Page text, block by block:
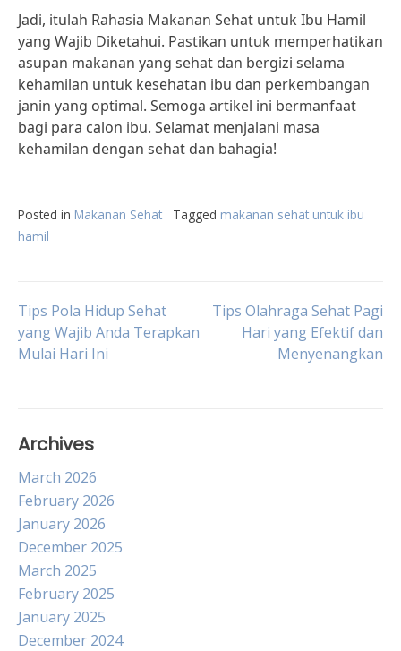
Jadi, itulah Rahasia Makanan Sehat untuk Ibu Hamil
yang Wajib Diketahui. Pastikan untuk memperhatikan
asupan makanan yang sehat dan bergizi selama
kehamilan untuk kesehatan ibu dan perkembangan
janin yang optimal. Semoga artikel ini bermanfaat
bagi para calon ibu. Selamat menjalani masa
kehamilan dengan sehat dan bahagia!
Posted in Makanan Sehat Tagged makanan sehat untuk ibu
hamil
Post
navigation
Tips Pola Hidup Sehat
yang Wajib Anda Terapkan
Mulai Hari Ini
Tips Olahraga Sehat Pagi
Hari yang Efektif dan
Menyenangkan
Archives
March 2026
February 2026
January 2026
December 2025
March 2025
February 2025
January 2025
December 2024